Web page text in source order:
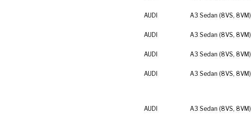
AUDI
A3 Sedan (8VS, 8VM)
AUDI
A3 Sedan (8VS, 8VM)
AUDI
A3 Sedan (8VS, 8VM)
AUDI
A3 Sedan (8VS, 8VM)
AUDI A3 Sedan (8VS, 8VM)